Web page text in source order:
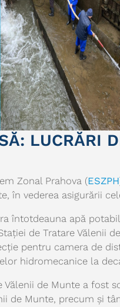
LUCRĂRI
Zonal Prahova (ESZPH
în vederea asigurării
întotdeauna apă
de Tratare Vălenii
pentru camera de
hidromecanice la
de Munte a fost
de Munte, precum și